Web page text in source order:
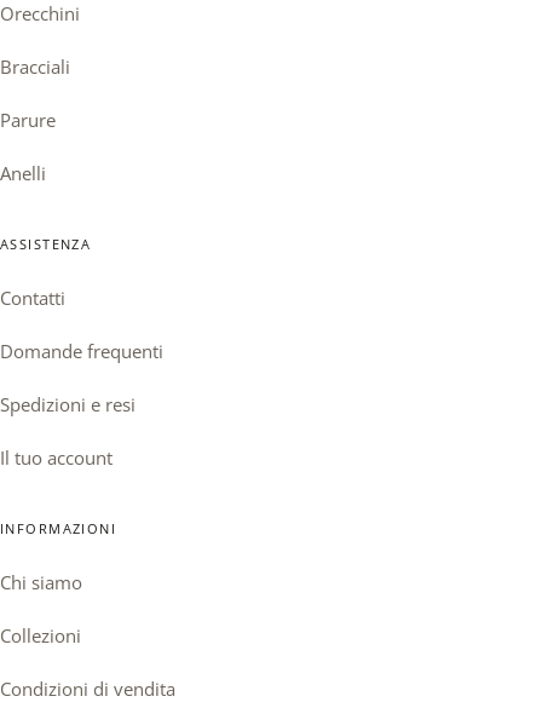
Orecchini
Bracciali
Parure
Anelli
ASSISTENZA
Contatti
Domande frequenti
Spedizioni e resi
Il tuo account
INFORMAZIONI
Chi siamo
Collezioni
Condizioni di vendita